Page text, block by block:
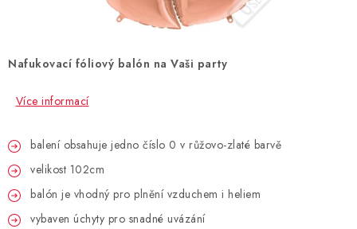
DÁRKOVÉ TAŠKY A SÁČKY
DÁRKY
HELIUM NA BALÓNKY
LAMPIONY
OSLAVA PODLE BAREV
Nafukovací fóliový balón na Vaši party
Více informací
balení obsahuje jedno číslo 0 v růžovo-zlaté barvě
velikost 102cm
balón je vhodný pro plnění vzduchem i heliem
vybaven úchyty pro snadné uvázání